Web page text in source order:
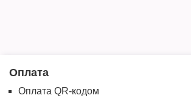
Оплата
Оплата QR-кодом